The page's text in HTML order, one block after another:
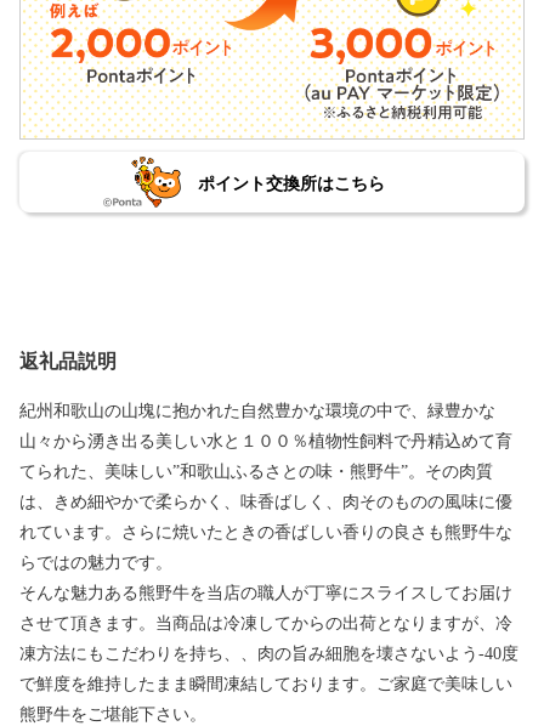
ポイント交換所はこちら
返礼品説明
紀州和歌山の山塊に抱かれた自然豊かな環境の中で、緑豊かな
山々から湧き出る美しい水と１００％植物性飼料で丹精込めて育
てられた、美味しい”和歌山ふるさとの味・熊野牛”。その肉質
は、きめ細やかで柔らかく、味香ばしく、肉そのものの風味に優
れています。さらに焼いたときの香ばしい香りの良さも熊野牛な
らではの魅力です。
そんな魅力ある熊野牛を当店の職人が丁寧にスライスしてお届け
させて頂きます。当商品は冷凍してからの出荷となりますが、冷
凍方法にもこだわりを持ち、、肉の旨み細胞を壊さないよう-40度
で鮮度を維持したまま瞬間凍結しております。ご家庭で美味しい
熊野牛をご堪能下さい。